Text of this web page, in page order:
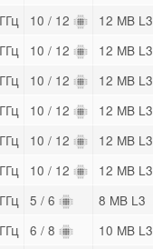
10 / 12 12 MB L3
10 / 12 12 MB L3
10 / 12 12 MB L3
10 / 12 12 MB L3
10 / 12 12 MB L3
10 / 12 12 MB L3
5 / 6 8 MB L3
6 / 8 10 MB L3